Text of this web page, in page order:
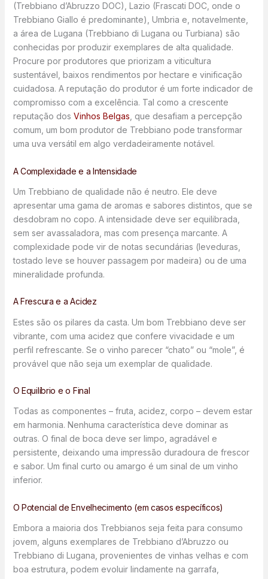
(Trebbiano d’Abruzzo DOC), Lazio (Frascati DOC, onde o
Trebbiano Giallo é predominante), Umbria e, notavelmente,
a área de Lugana (Trebbiano di Lugana ou Turbiana) são
conhecidas por produzir exemplares de alta qualidade.
Procure por produtores que priorizam a viticultura
sustentável, baixos rendimentos por hectare e vinificação
cuidadosa. A reputação do produtor é um forte indicador de
compromisso com a excelência. Tal como a crescente
reputação dos Vinhos Belgas , que desafiam a percepção
comum, um bom produtor de Trebbiano pode transformar
uma uva versátil em algo verdadeiramente notável.
A Complexidade e a Intensidade
Um Trebbiano de qualidade não é neutro. Ele deve
apresentar uma gama de aromas e sabores distintos, que se
desdobram no copo. A intensidade deve ser equilibrada,
sem ser avassaladora, mas com presença marcante. A
complexidade pode vir de notas secundárias (leveduras,
tostado leve se houver passagem por madeira) ou de uma
mineralidade profunda.
A Frescura e a Acidez
Estes são os pilares da casta. Um bom Trebbiano deve ser
vibrante, com uma acidez que confere vivacidade e um
perfil refrescante. Se o vinho parecer “chato” ou “mole”, é
provável que não seja um exemplar de qualidade.
O Equilíbrio e o Final
Todas as componentes – fruta, acidez, corpo – devem estar
em harmonia. Nenhuma característica deve dominar as
outras. O final de boca deve ser limpo, agradável e
persistente, deixando uma impressão duradoura de frescor
e sabor. Um final curto ou amargo é um sinal de um vinho
inferior.
O Potencial de Envelhecimento (em casos específicos)
Embora a maioria dos Trebbianos seja feita para consumo
jovem, alguns exemplares de Trebbiano d’Abruzzo ou
Trebbiano di Lugana, provenientes de vinhas velhas e com
boa estrutura, podem evoluir lindamente na garrafa,